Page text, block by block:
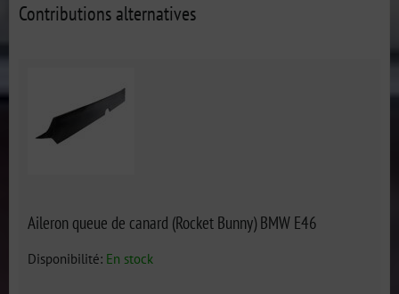
Contributions alternatives
Aileron queue de canard (Rocket Bunny) BMW E46
Disponibilité: En stock